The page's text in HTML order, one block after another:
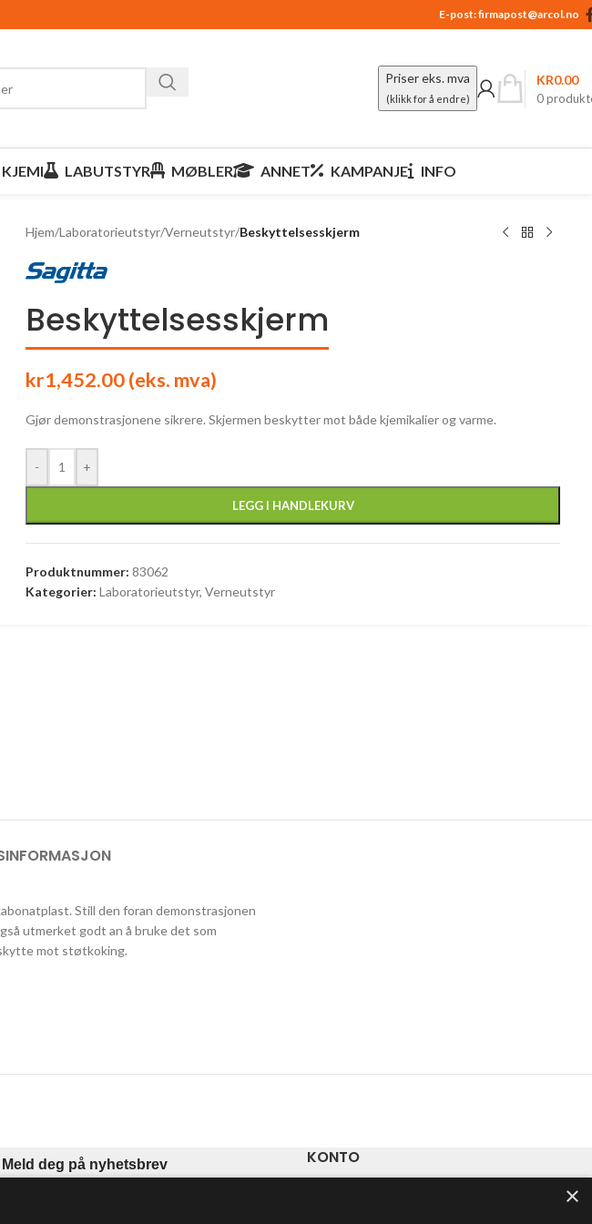
E-post:firmapost@arcol.no
Priser eks. mva
(klikk for å endre) 0
KR0.00
LABUTSTYR MØBLER ANNET KAMPANJE INFO
Hjem/Laboratorieutstyr/Verneutstyr/Beskyttelsesskjerm
Beskyttelsesskjerm
kr1,452.00(eks. mva)
Gjør demonstrasjonene sikrere. Skjermen beskytter mot både kjemikalier og varme.
- +
LEGG I HANDLEKURV
Produktnummer: 83062
Kategorier: Laboratorieutstyr, Verneutstyr
Still den foran demonstrasjonen
utmerket godt an å bruke det som
mot støtkoking.
Meld deg på nyhetsbrev KONTO
×